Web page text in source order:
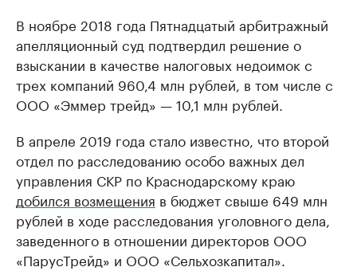
В ноябре 2018 года Пятнадцатый арбитражный
апелляционный суд подтвердил решение о
взыскании в качестве налоговых недоимок с
трех компаний 960,4 млн рублей, в том числе с
ООО «Эммер трейд» — 10,1 млн рублей.
В апреле 2019 года стало известно, что второй
отдел по расследованию особо важных дел
управления СКР по Краснодарскому краю
добился возмещения в бюджет свыше 649 млн
рублей в ходе расследования уголовного дела,
заведенного в отношении директоров ООО
«ПарусТрейд» и ООО «Сельхозкапитал».